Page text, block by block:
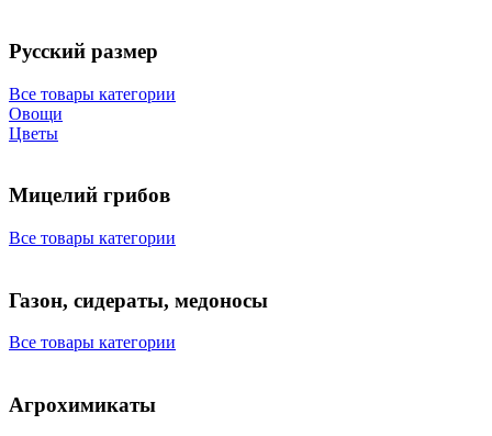
Русский размер
Все товары категории
Овощи
Цветы
Мицелий грибов
Все товары категории
Газон, сидераты, медоносы
Все товары категории
Агрохимикаты